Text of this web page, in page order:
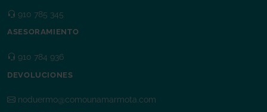
910 785 345
ASESORAMIENTO
910 784 936
DEVOLUCIONES
noduermo@comounamarmota.com